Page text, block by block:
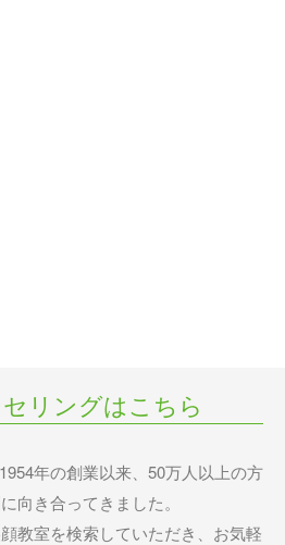
リングはこちら
年の創業以来、50万人以上の方
向き合ってきました。
教室を検索していただき、お気軽